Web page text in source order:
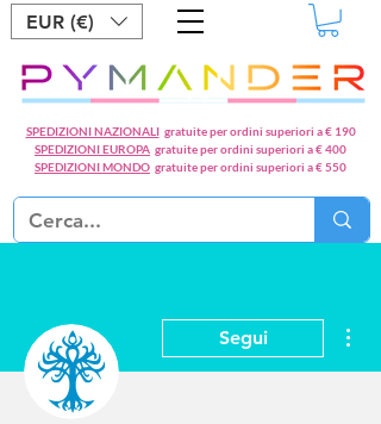
SPEDIZIONI NAZIONALIgratuite per ordini superiori a € 190
SPEDIZIONI EUROPA gratuite per ordini superiori a € 400
SPEDIZIONI MONDO gratuite per ordini superiori a € 550
EUR (€)
Segui